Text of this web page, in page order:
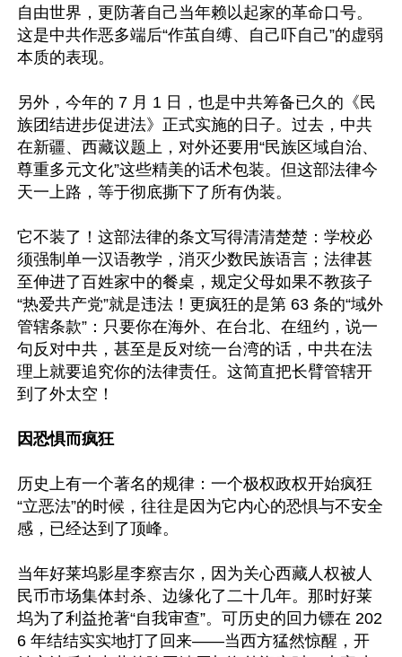
自由世界，更防著自己当年赖以起家的革命口号。
这是中共作恶多端后“作茧自缚、自己吓自己”的虚弱
本质的表现。
另外，今年的 7 月 1 日，也是中共筹备已久的《民
族团结进步促进法》正式实施的日子。过去，中共
在新疆、西藏议题上，对外还要用“民族区域自治、
尊重多元文化”这些精美的话术包装。但这部法律今
天一上路，等于彻底撕下了所有伪装。
它不装了！这部法律的条文写得清清楚楚：学校必
须强制单一汉语教学，消灭少数民族语言；法律甚
至伸进了百姓家中的餐桌，规定父母如果不教孩子
“热爱共产党”就是违法！更疯狂的是第 63 条的“域外
管辖条款”：只要你在海外、在台北、在纽约，说一
句反对中共，甚至是反对统一台湾的话，中共在法
理上就要追究你的法律责任。这简直把长臂管辖开
到了外太空！
因恐惧而疯狂
历史上有一个著名的规律：一个极权政权开始疯狂
“立恶法”的时候，往往是因为它内心的恐惧与不安全
感，已经达到了顶峰。
当年好莱坞影星李察吉尔，因为关心西藏人权被人
民币市场集体封杀、边缘化了二十几年。那时好莱
坞为了利益抢著“自我审查”。可历史的回力镖在 202
6 年结结实实地打了回来——当西方猛然惊醒，开